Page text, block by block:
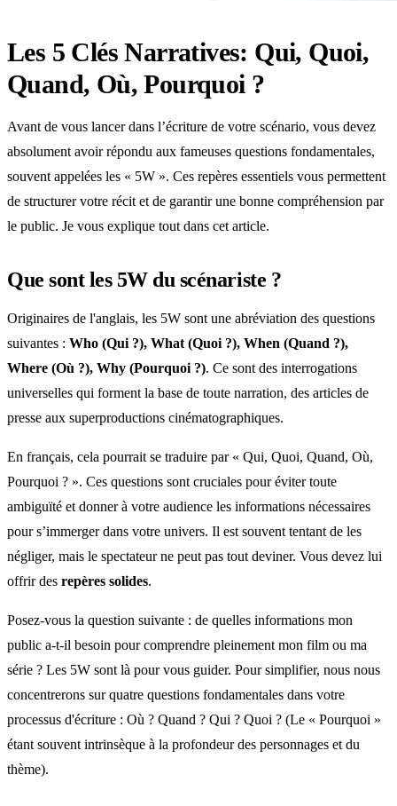
Les 5 Clés Narratives: Qui, Quoi,
Quand, Où, Pourquoi ?
Avant de vous lancer dans l’écriture de votre scénario, vous devez
absolument avoir répondu aux fameuses questions fondamentales,
souvent appelées les « 5W ». Ces repères essentiels vous permettent
de structurer votre récit et de garantir une bonne compréhension par
le public. Je vous explique tout dans cet article.
Que sont les 5W du scénariste ?
Originaires de l'anglais, les 5W sont une abréviation des questions
suivantes : Who (Qui ?), What (Quoi ?), When (Quand ?),
Where (Où ?), Why (Pourquoi ?). Ce sont des interrogations
universelles qui forment la base de toute narration, des articles de
presse aux superproductions cinématographiques.
En français, cela pourrait se traduire par « Qui, Quoi, Quand, Où,
Pourquoi ? ». Ces questions sont cruciales pour éviter toute
ambiguïté et donner à votre audience les informations nécessaires
pour s’immerger dans votre univers. Il est souvent tentant de les
négliger, mais le spectateur ne peut pas tout deviner. Vous devez lui
offrir des repères solides.
Posez-vous la question suivante : de quelles informations mon
public a-t-il besoin pour comprendre pleinement mon film ou ma
série ? Les 5W sont là pour vous guider. Pour simplifier, nous nous
concentrerons sur quatre questions fondamentales dans votre
processus d'écriture : Où ? Quand ? Qui ? Quoi ? (Le « Pourquoi »
étant souvent intrinsèque à la profondeur des personnages et du
thème).